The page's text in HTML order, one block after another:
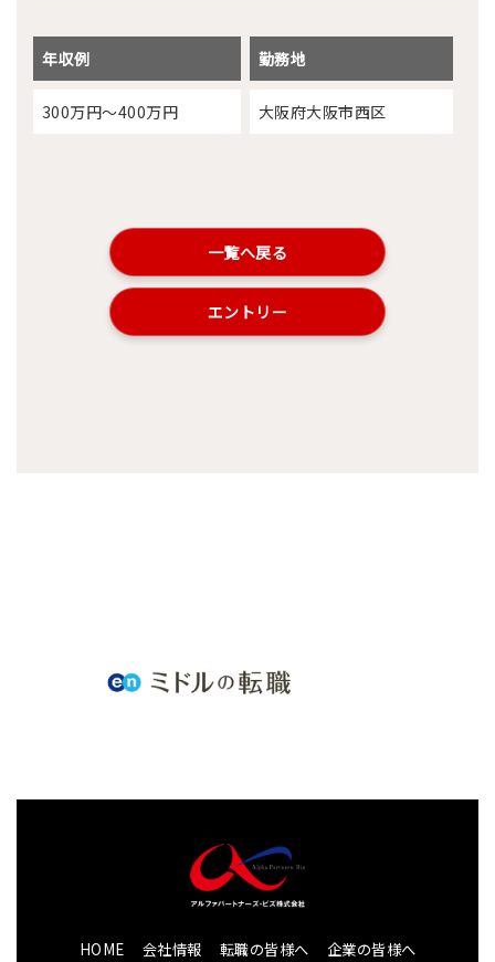
年収例 勤務地
300万円～400万円 大阪府大阪市西区
一覧へ戻る
エントリー
HOME 会社情報 転職の皆様へ 企業の皆様へ